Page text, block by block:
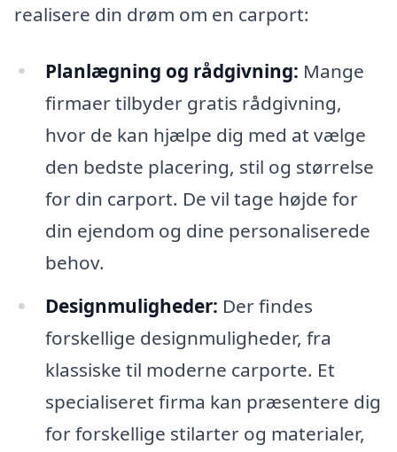
realisere din drøm om en carport:
Planlægning og rådgivning: Mange
firmaer tilbyder gratis rådgivning,
hvor de kan hjælpe dig med at vælge
den bedste placering, stil og størrelse
for din carport. De vil tage højde for
din ejendom og dine personaliserede
behov.
Designmuligheder: Der findes
forskellige designmuligheder, fra
klassiske til moderne carporte. Et
specialiseret firma kan præsentere dig
for forskellige stilarter og materialer,